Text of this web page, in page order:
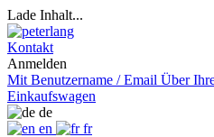
Lade Inhalt...
Kontakt
Anmelden
Mit Benutzername / Email Über
Einkaufswagen
de
en
fr